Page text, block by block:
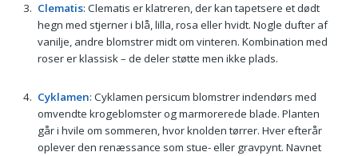
Clematis: Clematis er klatreren, der kan tapetsere et dødt
hegn med stjerner i blå, lilla, rosa eller hvidt. Nogle dufter af
vanilje, andre blomstrer midt om vinteren. Kombination med
roser er klassisk – de deler støtte men ikke plads.
Cyklamen: Cyklamen persicum blomstrer indendørs med
omvendte krogeblomster og marmorerede blade. Planten
går i hvile om sommeren, hvor knolden tørrer. Hver efterår
oplever den renæssance som stue- eller gravpynt. Navnet